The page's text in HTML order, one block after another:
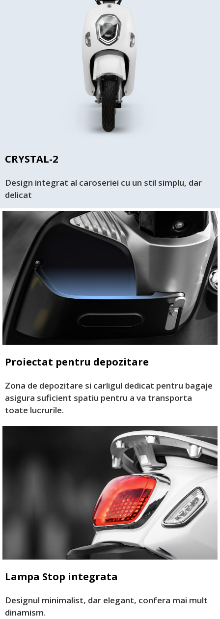
CRYSTAL-2
Design integrat al caroseriei cu un stil simplu, dar
delicat
Proiectat pentru depozitare
Zona de depozitare si carligul dedicat pentru bagaje
asigura suficient spatiu pentru a va transporta
toate lucrurile.
Lampa Stop integrata
Designul minimalist, dar elegant, confera mai mult
dinamism.